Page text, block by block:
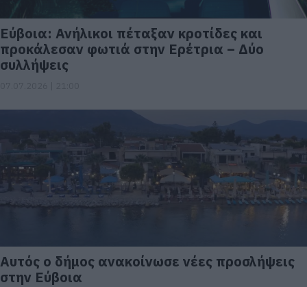
Εύβοια: Ανήλικοι πέταξαν κροτίδες και
προκάλεσαν φωτιά στην Ερέτρια – Δύο
συλλήψεις
Αυτός ο δήμος ανακοίνωσε νέες προσλήψεις
στην Εύβοια